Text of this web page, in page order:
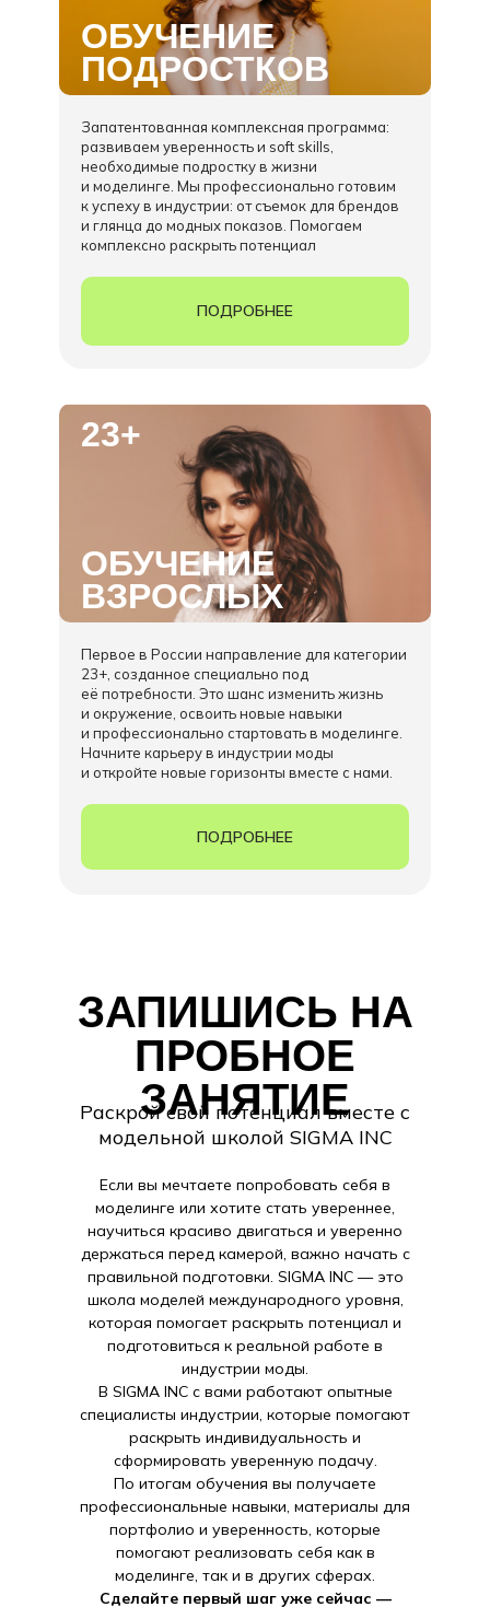
Запатентованная комплексная программа:
развиваем уверенность и soft skills,
необходимые подростку в жизни
и моделинге. Мы профессионально готовим
к успеху в индустрии: от съемок для брендов
и глянца до модных показов. Помогаем
комплексно раскрыть потенциал
ПОДРОБНЕЕ
Первое в России направление для категории
23+, созданное специально под
её потребности. Это шанс изменить жизнь
и окружение, освоить новые навыки
и профессионально стартовать в моделинге.
Начните карьеру в индустрии моды
и откройте новые горизонты вместе с нами.
ПОДРОБНЕЕ
ОБУЧЕНИЕ
ПОДРОСТКОВ
ОБУЧЕНИЕ
ВЗРОСЛЫХ
23+
Если вы мечтаете попробовать себя в
моделинге или хотите стать увереннее,
научиться красиво двигаться и уверенно
держаться перед камерой, важно начать с
правильной подготовки. SIGMA INC — это
школа моделей международного уровня,
которая помогает раскрыть потенциал и
подготовиться к реальной работе в
индустрии моды.
В SIGMA INC с вами работают опытные
специалисты индустрии, которые помогают
раскрыть индивидуальность и
сформировать уверенную подачу.
По итогам обучения вы получаете
профессиональные навыки, материалы для
портфолио и уверенность, которые
помогают реализовать себя как в
моделинге, так и в других сферах.
Сделайте первый шаг уже сейчас —
ЗАПИШИСЬ НА
ПРОБНОЕ
ЗАНЯТИЕ
Раскрой свой потенциал вместе с
модельной школой SIGMA INC